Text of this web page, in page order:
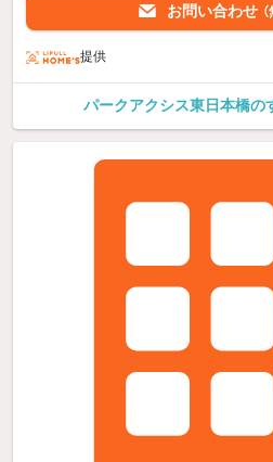
お問い合わせ
提供
パークアクシス東日本橋の